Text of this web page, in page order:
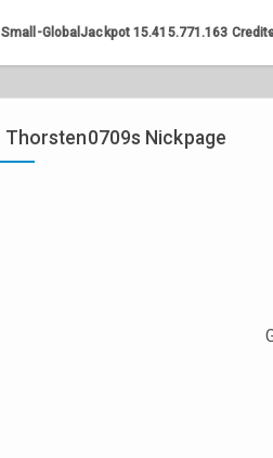
Small-GlobalJackpot15.415.771.163
Thorsten0709s Nickpage